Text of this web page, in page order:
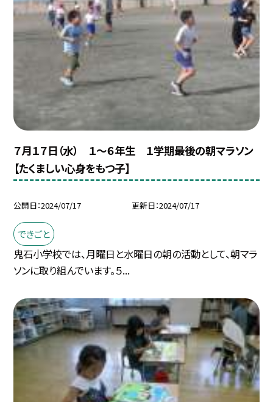
７月１７日（水） １〜６年生 １学期最後の朝マラソン
【たくましい心身をもつ子】
公開日 2024/07/17 更新日 2024/07/17
できごと
鬼石小学校では、月曜日と水曜日の朝の活動として、朝マラ
ソンに取り組んでいます。５...